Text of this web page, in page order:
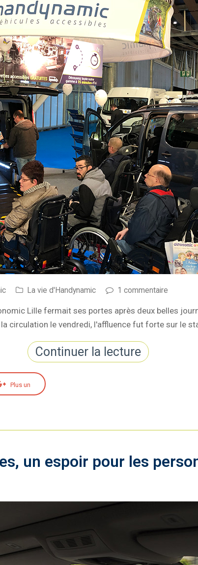
La vie d'Handynamic 1 commentaire
Lille fermait ses portes après deux belles
circulation le vendredi, l'affluence fut forte sur le
Continuer la lecture
Plus un
un espoir pour les